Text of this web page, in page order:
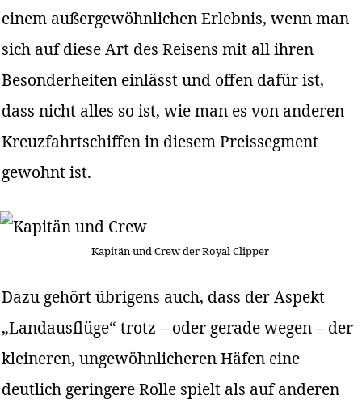
einem außergewöhnlichen Erlebnis, wenn man
sich auf diese Art des Reisens mit all ihren
Besonderheiten einlässt und offen dafür ist,
dass nicht alles so ist, wie man es von anderen
Kreuzfahrtschiffen in diesem Preissegment
gewohnt ist.
Kapitän und Crew der Royal Clipper
Dazu gehört übrigens auch, dass der Aspekt
„Landausflüge“ trotz – oder gerade wegen – der
kleineren, ungewöhnlicheren Häfen eine
deutlich geringere Rolle spielt als auf anderen